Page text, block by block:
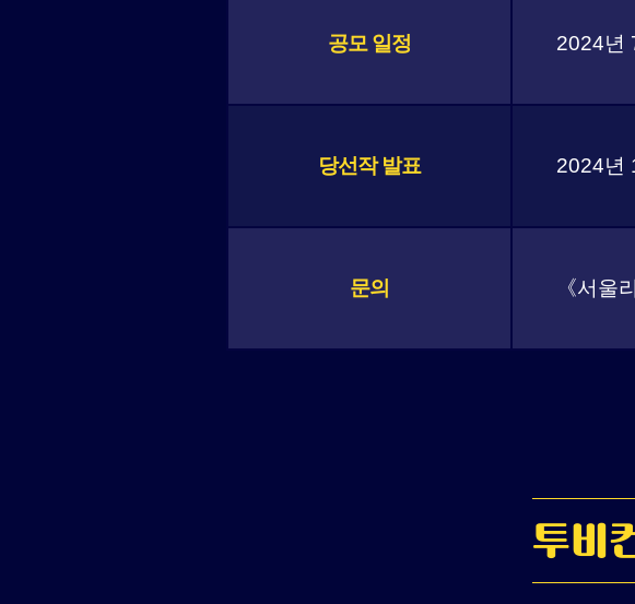
공모 일정 2024년
당선작 발표 2024년
문의 《서울
투비